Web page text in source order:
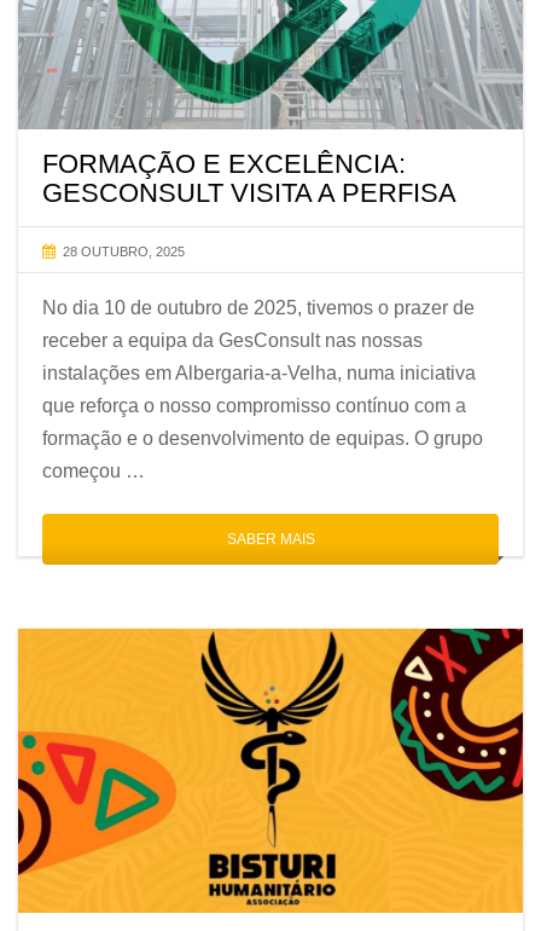
FORMAÇÃO E EXCELÊNCIA:
GESCONSULT VISITA A PERFISA
28 OUTUBRO, 2025
No dia 10 de outubro de 2025, tivemos o prazer de
receber a equipa da GesConsult nas nossas
instalações em Albergaria-a-Velha, numa iniciativa
que reforça o nosso compromisso contínuo com a
formação e o desenvolvimento de equipas. O grupo
começou …
SABER MAIS